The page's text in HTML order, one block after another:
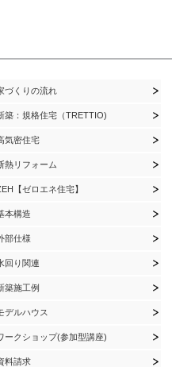
づくりの流れ
築：規格住宅（TRETTIO)
気密住宅
熱リフォーム
【ゼロエネ住宅】
本構造
部仕様
回り関連
築施工例
デルハウス
ークショップ(参加型講座)
料請求